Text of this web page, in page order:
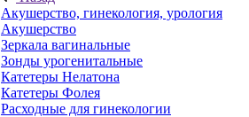
Акушерство, гинекология, урология
Акушерство
Зеркала вагинальные
Зонды урогенитальные
Катетеры Нелатона
Катетеры Фолея
Расходные для гинекологии